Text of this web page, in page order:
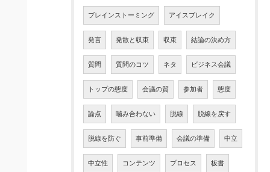
ブレインストーミング アイスブレイク
発言 発散と収束 収束 結論の決め方
質問 質問のコツ ネタ ビジネス会議
トップの態度 会議の質 参加者 態度
論点 噛み合わない 脱線 脱線を戻す
脱線を防ぐ 事前準備 会議の準備 中立
中立性 コンテンツ プロセス 板書